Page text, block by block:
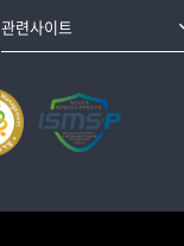
관련사이트